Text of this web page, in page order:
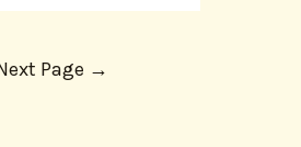
Page →